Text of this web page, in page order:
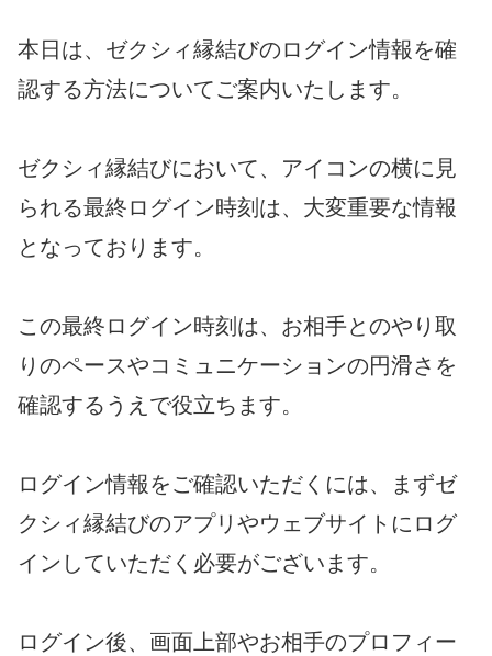
本日は、ゼクシィ縁結びのログイン情報を確
認する方法についてご案内いたします。
ゼクシィ縁結びにおいて、アイコンの横に見
られる最終ログイン時刻は、大変重要な情報
となっております。
この最終ログイン時刻は、お相手とのやり取
りのペースやコミュニケーションの円滑さを
確認するうえで役立ちます。
ログイン情報をご確認いただくには、まずゼ
クシィ縁結びのアプリやウェブサイトにログ
インしていただく必要がございます。
ログイン後、画面上部やお相手のプロフィー